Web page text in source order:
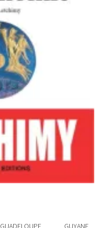
GUADELOUPE GUYANE